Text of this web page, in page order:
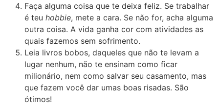
Faça alguma coisa que te deixa feliz. Se trabalhar
é teu hobbie, mete a cara. Se não for, acha alguma
outra coisa. A vida ganha cor com atividades as
quais fazemos sem sofrimento.
Leia livros bobos, daqueles que não te levam a
lugar nenhum, não te ensinam como ficar
milionário, nem como salvar seu casamento, mas
que fazem você dar umas boas risadas. São
ótimos!